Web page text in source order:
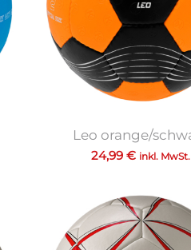
Leo orange/
24,99€ inkl. MwSt.